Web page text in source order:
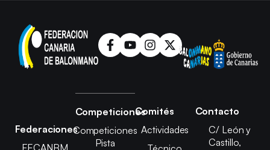
Federaciones
Competiciones
Competiciones
Pista
Comités
Actividades
Contacto
C/ León y
Castillo,